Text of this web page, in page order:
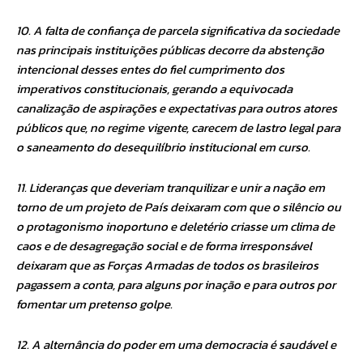
10. A falta de confiança de parcela significativa da sociedade
nas principais instituições públicas decorre da abstenção
intencional desses entes do fiel cumprimento dos
imperativos constitucionais, gerando a equivocada
canalização de aspirações e expectativas para outros atores
públicos que, no regime vigente, carecem de lastro legal para
o saneamento do desequilíbrio institucional em curso.
11. Lideranças que deveriam tranquilizar e unir a nação em
torno de um projeto de País deixaram com que o silêncio ou
o protagonismo inoportuno e deletério criasse um clima de
caos e de desagregação social e de forma irresponsável
deixaram que as Forças Armadas de todos os brasileiros
pagassem a conta, para alguns por inação e para outros por
fomentar um pretenso golpe.
12. A alternância do poder em uma democracia é saudável e